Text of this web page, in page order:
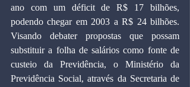
ano com um déficit de R$ 17 bilhões,
podendo chegar em 2003 a R$ 24 bilhões.
Visando debater propostas que possam
substituir a folha de salários como fonte de
custeio da Previdência, o Ministério da
Previdência Social, através da Secretaria de